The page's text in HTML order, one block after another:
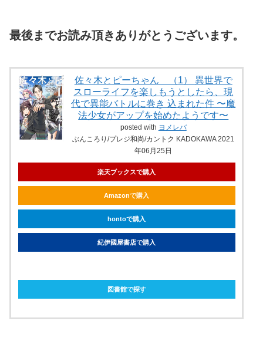
最後までお読み頂きありがとうございます。
佐々木とピーちゃん （1） 異世界で
スローライフを楽しもうとしたら、現
代で異能バトルに巻き 込まれた件 〜魔
法少女がアップを始めたようです〜
posted with ヨメレバ
ぶんころり/プレジ和尚/カントク KADOKAWA 2021
年06月25日
楽天ブックスで購入
Amazonで購入
hontoで購入
紀伊國屋書店で購入
図書館で探す